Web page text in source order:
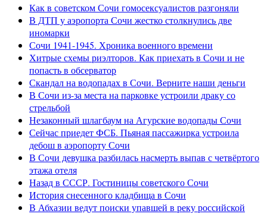
Как в советском Сочи гомосексуалистов разгоняли
В ДТП у аэропорта Сочи жестко столкнулись две
иномарки
Сочи 1941-1945. Хроника военного времени
Хитрые схемы риэлторов. Как приехать в Сочи и не
попасть в обсерватор
Скандал на водопадах в Сочи. Верните наши деньги
В Сочи из-за места на парковке устроили драку со
стрельбой
Незаконный шлагбаум на Агурские водопады Сочи
Сейчас приедет ФСБ. Пьяная пассажирка устроила
дебош в аэропорту Сочи
В Сочи девушка разбилась насмерть выпав с четвёртого
этажа отеля
Назад в СССР. Гостиницы советского Сочи
История снесенного кладбища в Сочи
В Абхазии ведут поиски упавшей в реку российской